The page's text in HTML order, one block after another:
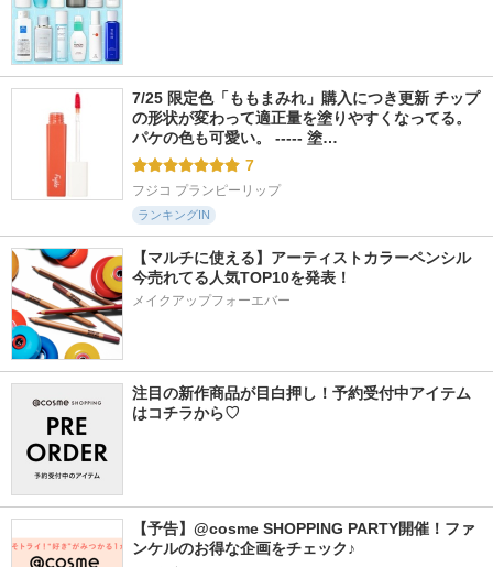
7/25 限定色「ももまみれ」購入につき更新 チップ
の形状が変わって適正量を塗りやすくなってる。
パケの色も可愛い。 ----- 塗…
7
フジコ プランピーリップ
ランキングIN
【マルチに使える】アーティストカラーペンシル
今売れてる人気TOP10を発表！
メイクアップフォーエバー
注目の新作商品が目白押し！予約受付中アイテム
はコチラから♡
【予告】@cosme SHOPPING PARTY開催！ファ
ンケルのお得な企画をチェック♪